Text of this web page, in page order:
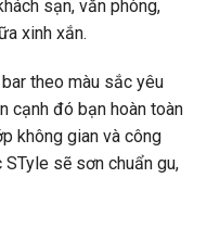
sạn, văn phòng,
xinh xắn.
theo màu sắc yêu
cạnh đó bạn hoàn toàn
không gian và công
sẽ sơn chuẩn gu,